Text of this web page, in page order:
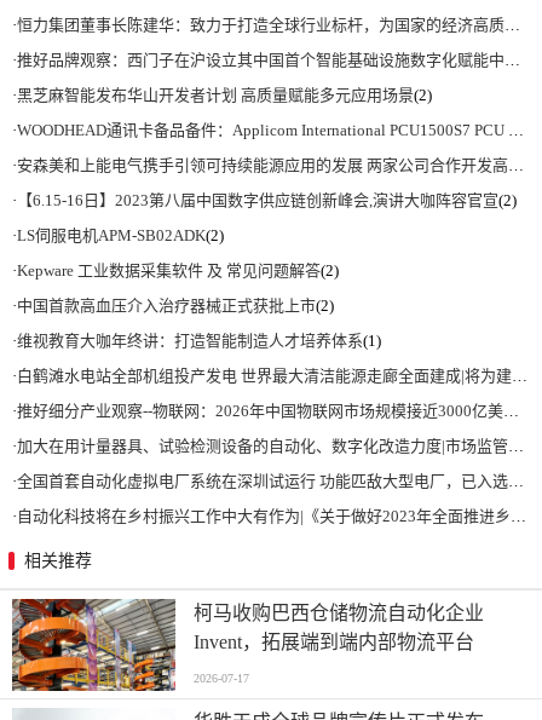
·恒力集团董事长陈建华：致力于打造全球行业标杆，为国家的经济高质量发展贡献更大力量|上海电气集团党委书记、董事长吴磊来访
·推好品牌观察：西门子在沪设立其中国首个智能基础设施数字化赋能中心
·黑芝麻智能发布华山开发者计划 高质量赋能多元应用场景(2)
·WOODHEAD通讯卡备品备件：Applicom International PCU1500S7 PCU 1500 S7 V4.5.0
·安森美和上能电气携手引领可持续能源应用的发展 两家公司合作开发高性能储能和太阳能组串式逆变器方案 以实现可持续的未来
· 【6.15-16日】2023第八届中国数字供应链创新峰会,演讲大咖阵容官宣(2)
·LS伺服电机APM-SB02ADK(2)
·Kepware 工业数据采集软件 及 常见问题解答(2)
·中国首款高血压介入治疗器械正式获批上市(2)
·维视教育大咖年终讲：打造智能制造人才培养体系(1)
·白鹤滩水电站全部机组投产发电 世界最大清洁能源走廊全面建成|将为建设新型能源体系、保障国家能源安全、实现“双碳”目标提供有力支撑
·推好细分产业观察--物联网：2026年中国物联网市场规模接近3000亿美元 智慧工厂、智慧城市、智慧电网等将占60%以上
·加大在用计量器具、试验检测设备的自动化、数字化改造力度|市场监管总局 工业和信息化部 关于促进企业计量能力提升的指导意见
·全国首套自动化虚拟电厂系统在深圳试运行 功能匹敌大型电厂，已入选国际典型案例
· 自动化科技将在乡村振兴工作中大有作为|《关于做好2023年全面推进乡村振兴重点工作的意见》发布
相关推荐
柯马收购巴西仓储物流自动化企业
Invent，拓展端到端内部物流平台
2026-07-17